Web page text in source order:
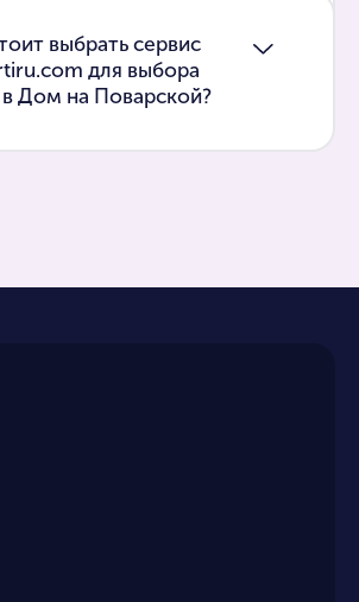
выбрать сервис
для выбора
Дом на Поварской?